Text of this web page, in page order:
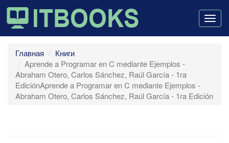
Главная
Книги
Aprende a Programar en C mediante Ejemplos -
Abraham Otero, Carlos Sánchez, Raúl García - 1ra
EdiciónAprende a Programar en C mediante Ejemplos -
Abraham Otero, Carlos Sánchez, Raúl García - 1ra Edición